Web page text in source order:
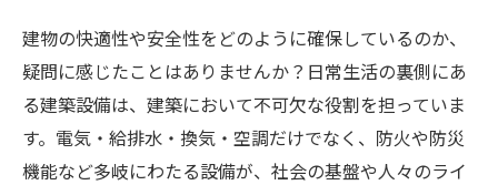
建物の快適性や安全性をどのように確保しているのか、
疑問に感じたことはありませんか？日常生活の裏側にあ
る建築設備は、建築において不可欠な役割を担っていま
す。電気・給排水・換気・空調だけでなく、防火や防災
機能など多岐にわたる設備が、社会の基盤や人々のライ